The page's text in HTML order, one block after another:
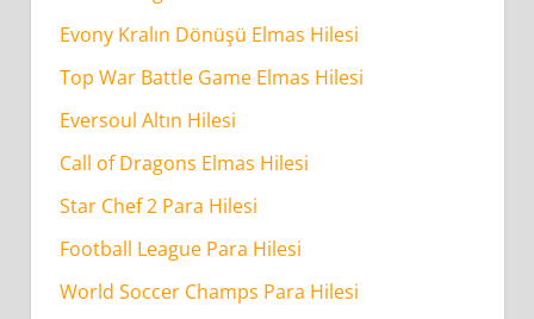
Evony Kralın Dönüşü Elmas Hilesi
Top War Battle Game Elmas Hilesi
Eversoul Altın Hilesi
Call of Dragons Elmas Hilesi
Star Chef 2 Para Hilesi
Football League Para Hilesi
World Soccer Champs Para Hilesi